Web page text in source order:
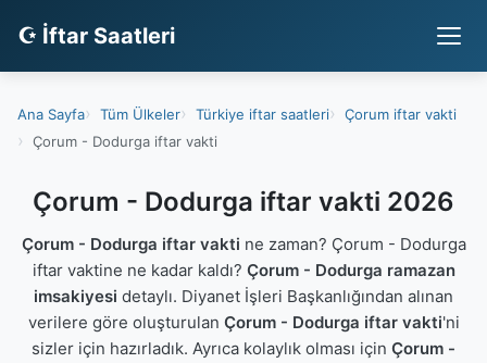
☪ İftar Saatleri
Ana Sayfa Tüm Ülkeler Türkiye iftar saatleri
Çorum iftar vakti
Çorum - Dodurga iftar vakti
Çorum - Dodurga iftar vakti 2026
Çorum - Dodurga iftar vakti ne zaman? Çorum - Dodurga
iftar vaktine ne kadar kaldı? Çorum - Dodurga ramazan
imsakiyesi detaylı. Diyanet İşleri Başkanlığından alınan
verilere göre oluşturulan Çorum - Dodurga iftar vakti'ni
sizler için hazırladık. Ayrıca kolaylık olması için Çorum -